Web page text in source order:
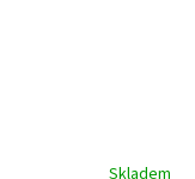
Skladem